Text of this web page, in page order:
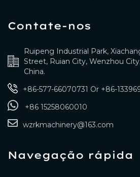
Contate-nos
Ruipeng Industrial Park,
Street, Ruian City, Wenzhou
China.
+86-577-66070731 Or +86-
+86 15258060010
wzrkmachinery@163.com
Navegação rápida